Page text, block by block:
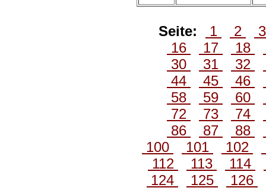
Seite: 1 2
16
17 18
30
31 32
44
45 46
58
59 60
72
73 74
86
87 88
100
101 102
112
113 114
124
125
126